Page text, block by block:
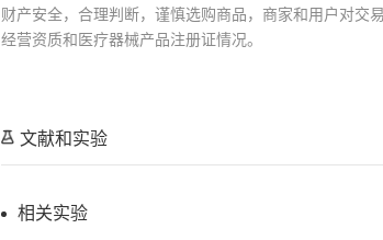
财产安全，合理判断，谨慎选购商品，商家和用户对交
经营资质和医疗器械产品注册证情况。
文献和实验
相关实验